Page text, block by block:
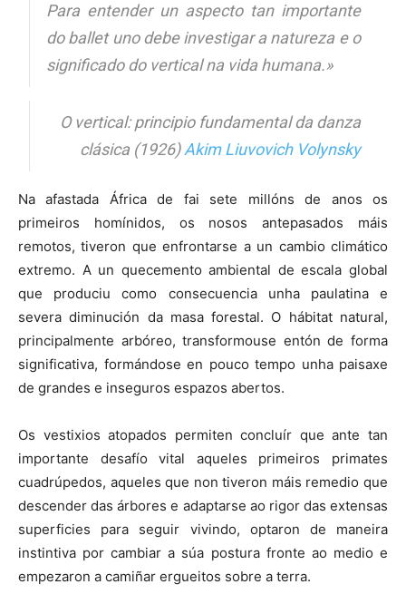
Para entender un aspecto tan importante
do ballet uno debe investigar a natureza e o
significado do vertical na vida humana.»
O vertical: principio fundamental da danza
clásica (1926)Akim Liuvovich Volynsky
Na afastada África de fai sete millóns de anos os
primeiros homínidos, os nosos antepasados máis
remotos, tiveron que enfrontarse a un cambio climático
extremo. A un quecemento ambiental de escala global
que produciu como consecuencia unha paulatina e
severa diminución da masa forestal. O hábitat natural,
principalmente arbóreo, transformouse entón de forma
significativa, formándose en pouco tempo unha paisaxe
de grandes e inseguros espazos abertos.
Os vestixios atopados permiten concluír que ante tan
importante desafío vital aqueles primeiros primates
cuadrúpedos, aqueles que non tiveron máis remedio que
descender das árbores e adaptarse ao rigor das extensas
superficies para seguir vivindo, optaron de maneira
instintiva por cambiar a súa postura fronte ao medio e
empezaron a camiñar ergueitos sobre a terra.